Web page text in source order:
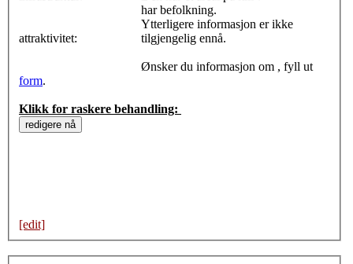
attraktivitet:
har befolkning.
Ytterligere informasjon er ikke
tilgjengelig ennå.
Ønsker du informasjon om , fyll ut
form.
Klikk for raskere behandling:
[edit]